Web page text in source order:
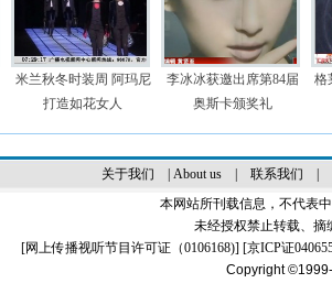
米兰秋冬时装周 阿玛尼
打造如花女人
李冰冰获邀出席第84届
奥斯卡颁奖礼
格
关于我们 About us| 联系我们
本网站所刊载信息，不代表
未经授权禁止转载、摘
[网上传播视听节目许可证（0106168)] [京ICP证
Copyright